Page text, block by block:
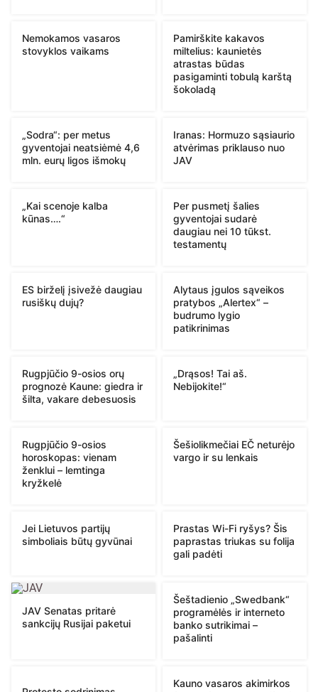
Nemokamos vasaros
stovyklos vaikams
Pamirškite kakavos
miltelius: kaunietės
atrastas būdas
pasigaminti tobulą karštą
šokoladą
„Sodra“: per metus
gyventojai neatsiėmė 4,6
mln. eurų ligos išmokų
Iranas: Hormuzo sąsiaurio
atvėrimas priklauso nuo
JAV
„Kai scenoje kalba
kūnas….“
Per pusmetį šalies
gyventojai sudarė
daugiau nei 10 tūkst.
testamentų
ES birželį įsivežė daugiau
rusiškų dujų?
Alytaus įgulos sąveikos
pratybos „Alertex“ –
budrumo lygio
patikrinimas
Rugpjūčio 9-osios orų
prognozė Kaune: giedra ir
šilta, vakare debesuosis
„Drąsos! Tai aš.
Nebijokite!“
Rugpjūčio 9-osios
horoskopas: vienam
ženklui – lemtinga
kryžkelė
Šešiolikmečiai EČ neturėjo
vargo ir su lenkais
Jei Lietuvos partijų
simboliais būtų gyvūnai
Prastas Wi-Fi ryšys? Šis
paprastas triukas su folija
gali padėti
JAV Senatas pritarė
sankcijų Rusijai paketui
Šeštadienio „Swedbank“
programėlės ir interneto
banko sutrikimai –
pašalinti
Kauno vasaros akimirkos